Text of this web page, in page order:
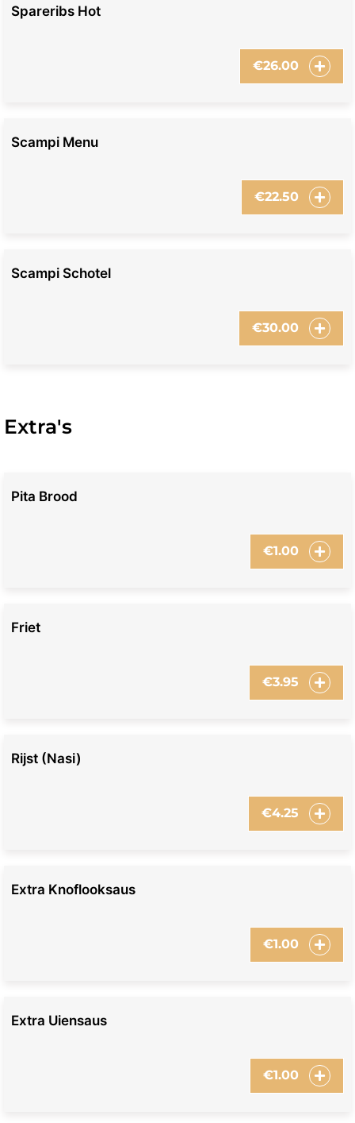
Spareribs Hot
€26.00
Scampi Menu
€22.50
Scampi Schotel
€30.00
Extra's
Pita Brood
€1.00
Friet
€3.95
Rijst (nasi)
€4.25
Extra Knoflooksaus
€1.00
Extra Uiensaus
€1.00